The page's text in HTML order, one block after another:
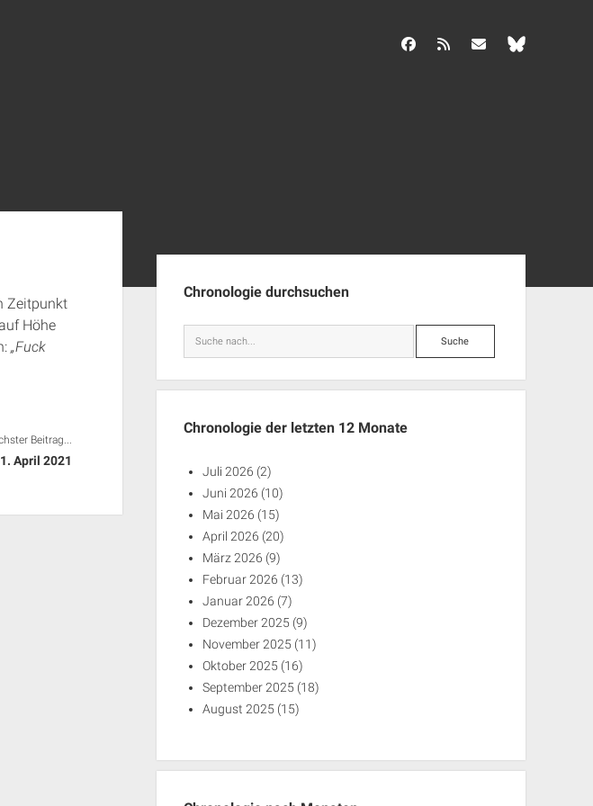
facebook info@aida-archiv.de
Zeitpunkt
Höhe
„Fuck
Beitrag...
April 2021
Chronologie durchsuchen
Suche
Chronologie der letzten 12 Monate
Juli 2026 (2)
Juni 2026 (10)
Mai 2026 (15)
April 2026 (20)
März 2026 (9)
Februar 2026 (13)
Januar 2026 (7)
Dezember 2025 (9)
November 2025 (11)
Oktober 2025 (16)
September 2025 (18)
August 2025 (15)